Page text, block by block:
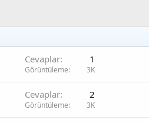
Cevaplar 1
Görüntüleme 3K
Cevaplar 2
Görüntüleme 3K